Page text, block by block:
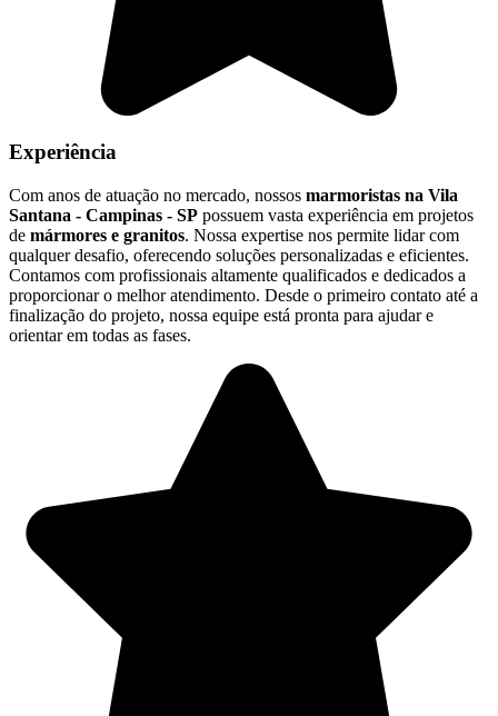
Experiência
Com anos de atuação no mercado, nossos marmoristas na Vila
Santana - Campinas - SP possuem vasta experiência em projetos
de mármores e granitos. Nossa expertise nos permite lidar com
qualquer desafio, oferecendo soluções personalizadas e eficientes.
Contamos com profissionais altamente qualificados e dedicados a
proporcionar o melhor atendimento. Desde o primeiro contato até a
finalização do projeto, nossa equipe está pronta para ajudar e
orientar em todas as fases.